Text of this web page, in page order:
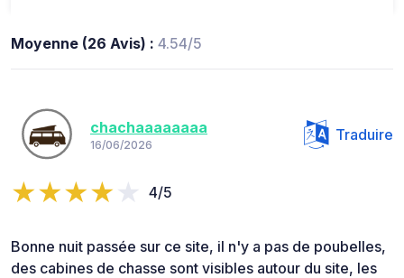
Moyenne (26 Avis) : 4.54/5
chachaaaaaaaa
16/06/2026
Traduire
4/5
Bonne nuit passée sur ce site, il n'y a pas de poubelles,
des cabines de chasse sont visibles autour du site, les